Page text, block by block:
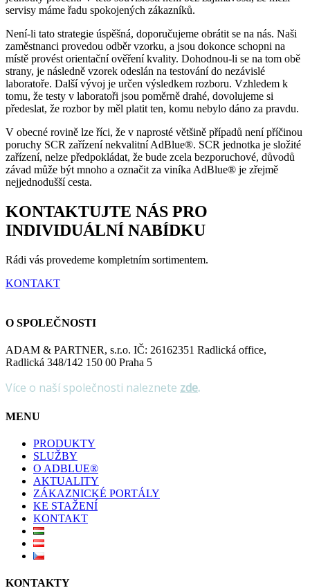
servisy máme řadu spokojených zákazníků.
Není-li tato strategie úspěšná, doporučujeme obrátit se na nás. Naši
zaměstnanci provedou odběr vzorku, a jsou dokonce schopni na
místě provést orientační ověření kvality. Dohodnou-li se na tom obě
strany, je následně vzorek odeslán na testování do nezávislé
laboratoře. Další vývoj je určen výsledkem rozboru. Vzhledem k
tomu, že testy v laboratoři jsou poměrně drahé, dovolujeme si
předeslat, že rozbor by měl platit ten, komu nebylo dáno za pravdu.
V obecné rovině lze říci, že v naprosté většině případů není příčinou
poruchy SCR zařízení nekvalitní AdBlue®. SCR jednotka je složité
zařízení, nelze předpokládat, že bude zcela bezporuchové, důvodů
závad může být mnoho a označit za viníka AdBlue® je zřejmě
nejjednodušší cesta.
KONTAKTUJTE NÁS PRO
INDIVIDUÁLNÍ NABÍDKU
Rádi vás provedeme kompletním sortimentem.
KONTAKT
O SPOLEČNOSTI
ADAM & PARTNER, s.r.o. IČ: 26162351 Radlická office,
Radlická 348/142 150 00 Praha 5
Více o naší společnosti naleznete zde.
MENU
PRODUKTY
SLUŽBY
O ADBLUE®
AKTUALITY
ZÁKAZNICKÉ PORTÁLY
KE STAŽENÍ
KONTAKT
KONTAKTY